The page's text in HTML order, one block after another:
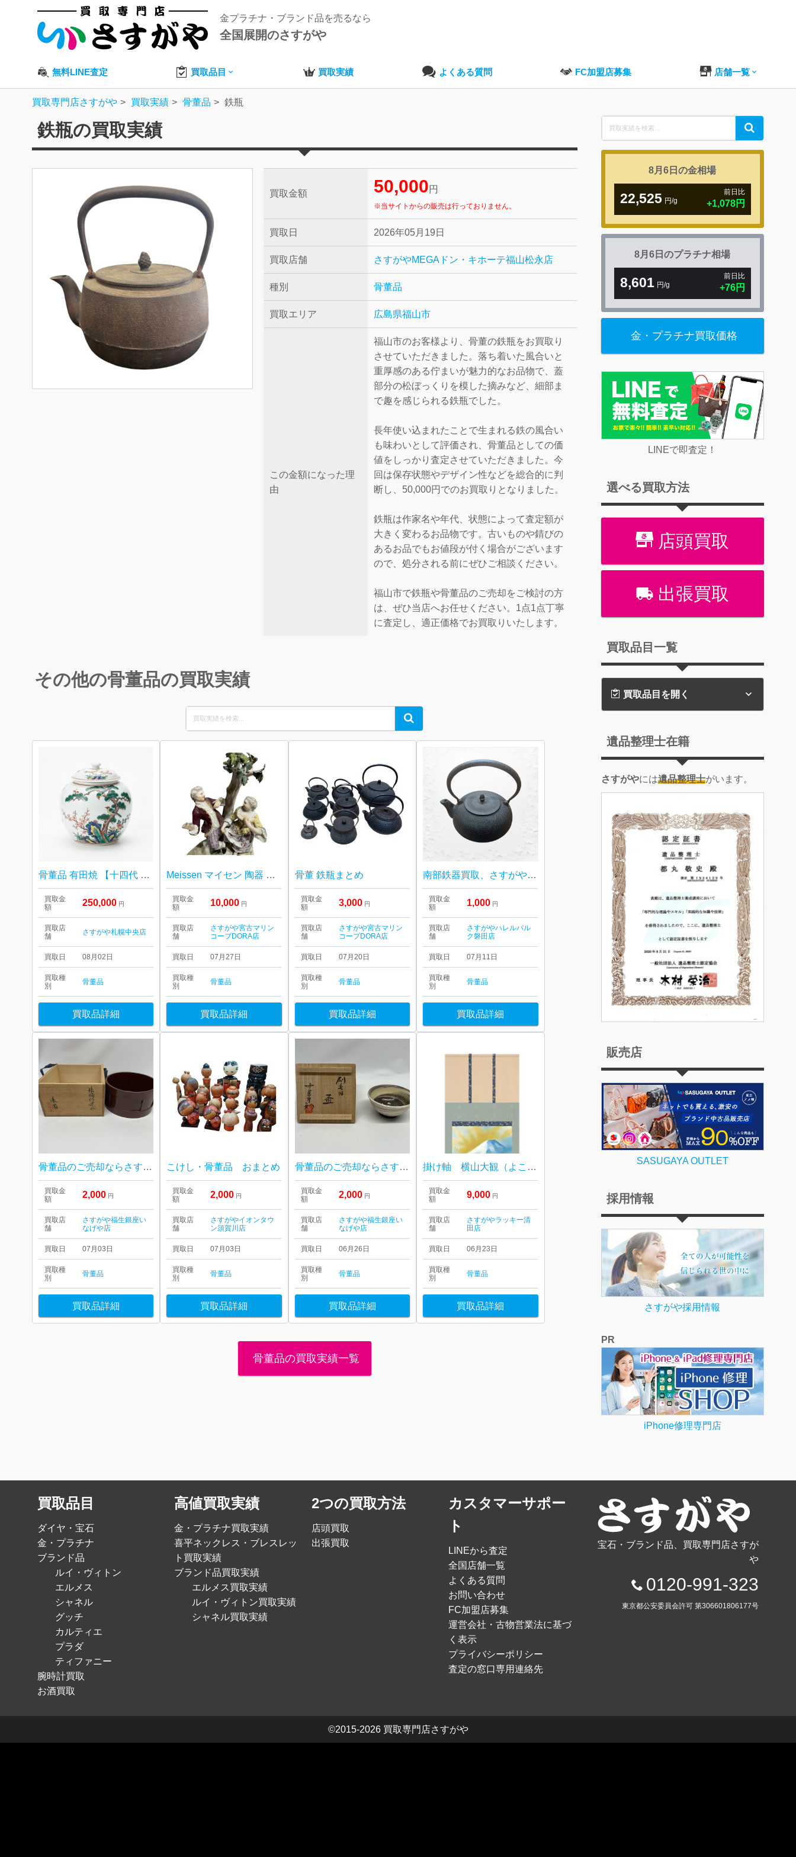
金プラチナ・ブランド品を売るなら
全国展開のさすがや
無料LINE査定 買取品目 買取実績 よくある質問 FC加盟店募集 店舗一覧
買取専門店さすがや 買取実績 骨董品 鉄瓶
鉄瓶の買取実績
買取金額 50,000 円
※当サイトからの販売は行っておりません。
買取日 2026年05月19日
買取店舗 さすがやMEGAドン・キホーテ福山松永店
種別 骨董品
買取エリア 広島県福山市
この金額になった理
由
福山市のお客様より、骨董の鉄瓶をお買取り
させていただきました。落ち着いた風合いと
重厚感のある佇まいが魅力的なお品物で、蓋
部分の松ぼっくりを模した摘みなど、細部ま
で趣を感じられる鉄瓶でした。
長年使い込まれたことで生まれる鉄の風合い
も味わいとして評価され、骨董品としての価
値をしっかり査定させていただきました。今
回は保存状態やデザイン性などを総合的に判
断し、50,000円でのお買取りとなりました。
鉄瓶は作家名や年代、状態によって査定額が
大きく変わるお品物です。古いものや錆びの
あるお品でもお値段が付く場合がございます
ので、処分される前にぜひご相談ください。
福山市で鉄瓶や骨董品のご売却をご検討の方
は、ぜひ当店へお任せください。1点1点丁寧
に査定し、適正価格でお買取りいたします。
その他の骨董品の買取実績
Search
for:
Search
骨董品 有田焼 【十四代 酒井田柿右衛門 色絵 濁手 壺】
買取金
額
250,000 円
買取店
舗
さすがや札幌中央店
買取日 08月02日
買取種
別
骨董品
買取品詳細
Meissen マイセン 陶器 置物
買取金
額
10,000 円
買取店
舗
さすがや宮古マリン
コープDORA店
買取日 07月27日
買取種
別
骨董品
買取品詳細
骨董 鉄瓶まとめ
買取金
額
3,000 円
買取店
舗
さすがや宮古マリン
コープDORA店
買取日 07月20日
買取種
別
骨董品
買取品詳細
南部鉄器買取、さすがやハレルパルク磐田店
買取金
額
1,000 円
買取店
舗
さすがやハレルパル
ク磐田店
買取日 07月11日
買取種
別
骨董品
買取品詳細
骨董品のご売却ならさすがや！| 福生市南田園| 茶道具 桶型建水
買取金
額
2,000 円
買取店
舗
さすがや福生銀座い
なげや店
買取日 07月03日
買取種
別
骨董品
買取品詳細
こけし・骨董品 おまとめ
買取金
額
2,000 円
買取店
舗
さすがやイオンタウ
ン須賀川店
買取日 07月03日
買取種
別
骨董品
買取品詳細
骨董品のご売却ならさすがや！| 青梅市千ヶ瀬町| 茶器 中里重利 茶道用茶碗
買取金
額
2,000 円
買取店
舗
さすがや福生銀座い
なげや店
買取日 06月26日
買取種
別
骨董品
買取品詳細
掛け軸 横山大観（よこやまたいかん）美術品 骨董
買取金
額
9,000 円
買取店
舗
さすがやラッキー清
田店
買取日 06月23日
買取種
別
骨董品
買取品詳細
骨董品の買取実績一覧
Search
for:
Search
8月6日の金相場
22,525 円/g
前日比
8月6日のプラチナ相場
8,601 円/g
前日比
金・プラチナ買取価格
LINEで即査定！
選べる買取方法
店頭買取
出張買取
買取品目一覧
買取品目を開く
遺品整理士在籍
さすがやには遺品整理士がいます。
販売店
SASUGAYA OUTLET
採用情報
さすがや採用情報
PR
iPhone修理専門店
買取品目
ダイヤ・宝石
金・プラチナ
ブランド品
ルイ・ヴィトン
エルメス
シャネル
グッチ
カルティエ
プラダ
ティファニー
腕時計買取
お酒買取
高値買取実績
金・プラチナ買取実績
喜平ネックレス・ブレスレッ
ト買取実績
ブランド品買取実績
エルメス買取実績
ルイ・ヴィトン買取実績
シャネル買取実績
2つの買取方法
店頭買取
出張買取
カスタマーサポー
ト
LINEから査定
全国店舗一覧
よくある質問
お問い合わせ
FC加盟店募集
運営会社・古物営業法に基づ
く表示
プライバシーポリシー
査定の窓口専用連絡先
宝石・ブランド品、買取専門店さすが
や
0120-991-323
東京都公安委員会許可 第306601806177号
©2015-2026 買取専門店さすがや